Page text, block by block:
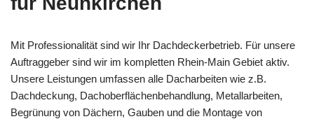
Mit Professionalität sind wir Ihr Dachdeckerbetrieb. Für unsere
Auftraggeber sind wir im kompletten Rhein-Main Gebiet aktiv.
Unsere Leistungen umfassen alle Dacharbeiten wie z.B.
Dachdeckung, Dachoberflächenbehandlung, Metallarbeiten,
Begrünung von Dächern, Gauben und die Montage von